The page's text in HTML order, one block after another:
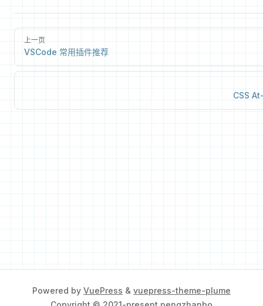
上一页
VSCode 常用插件推荐
CSS
Powered by VuePress & vuepress-theme-plume